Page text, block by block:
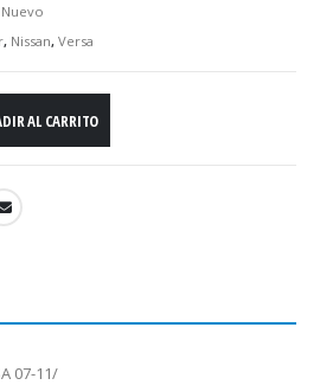
Nuevo
, Nissan, Versa
AL CARRITO
07-11/